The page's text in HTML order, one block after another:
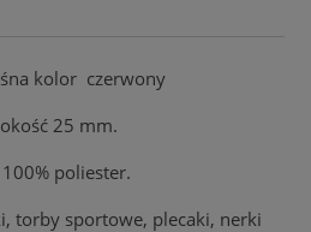
kolor czerwony
25 mm.
100% poliester.
torby sportowe, plecaki, nerki